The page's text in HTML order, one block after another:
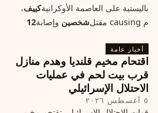
باليستية على العاصمة الأوكرانيةكييف،
م causing مقتل
شخصين وإصابة12
المدني. تفاصيل الهجوم وتداعياته.
أخبار عامة
اقتحام مخيم قلنديا وهدم منازل
قرب بيت لحم في عمليات
الاحتلال الإسرائيلي
٥ أغسطس ٢٠٢٦